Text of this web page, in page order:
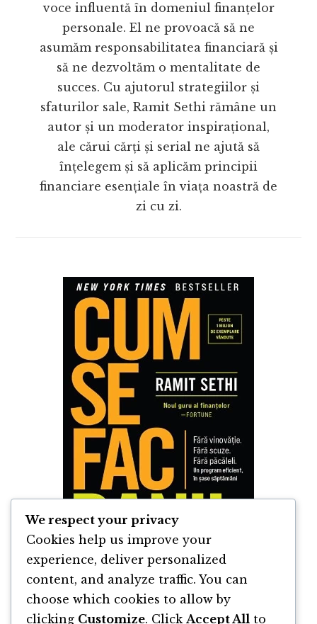
voce influentă în domeniul finanțelor
personale. El ne provoacă să ne
asumăm responsabilitatea financiară și
să ne dezvoltăm o mentalitate de
succes. Cu ajutorul strategiilor și
sfaturilor sale, Ramit Sethi rămâne un
autor și un moderator inspirațional,
ale cărui cărți și serial ne ajută să
înțelegem și să aplicăm principii
financiare esențiale în viața noastră de
zi cu zi.
Cum se Fac Banii de Ramit Sethi
We respect your privacy
Cookies help us improve your
experience, deliver personalized
content, and analyze traffic. You can
choose which cookies to allow by
clicking Customize. Click Accept All to